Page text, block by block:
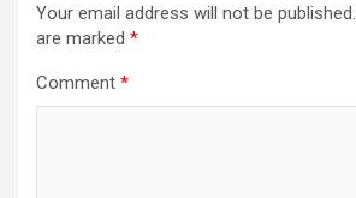
Your email address will not be published.
are marked *
Comment *